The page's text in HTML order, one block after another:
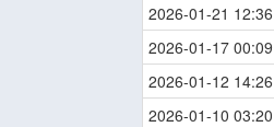
2026-01-21 12:36
2026-01-17 00:09
2026-01-12 14:26
2026-01-10 03:20